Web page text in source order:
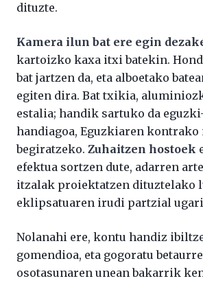
dituzte.
Kamera ilun bat ere egin
kartoizko kaxa itxi batekin.
bat jartzen da, eta alboetako
egiten dira. Bat txikia,
estalia; handik sartuko da
handiagoa, Eguzkiaren kontrako
begiratzeko. Zuhaitzen hostoek
efektua sortzen dute, adarren
itzalak proiektatzen dituztelako
eklipsatuaren irudi partzial
Nolanahi ere, kontu handiz
gomendioa, eta gogoratu
osotasunaren unean bakarrik